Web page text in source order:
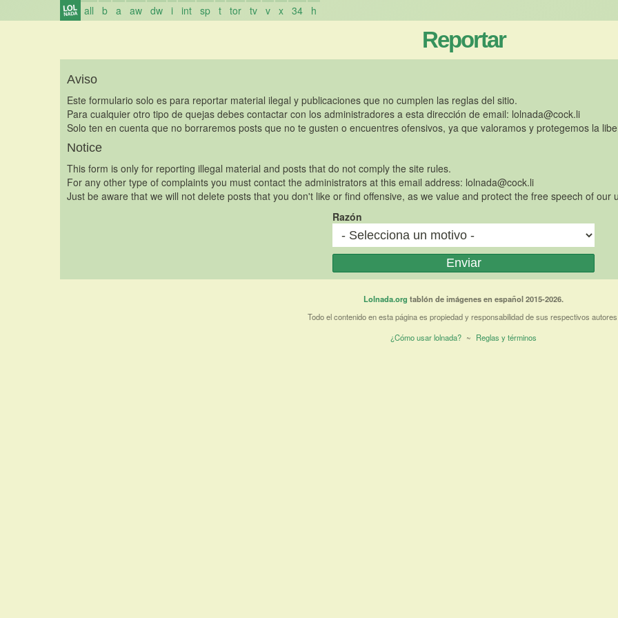
all b a aw dw i int sp t tor tv v x 34 h
Reportar
Aviso
Este formulario solo es para reportar material ilegal y publicaciones que no cumplen las reglas del sitio.
Para cualquier otro tipo de quejas debes contactar con los administradores a esta dirección de email: lolnada@cock.li
Solo ten en cuenta que no borraremos posts que no te gusten o encuentres ofensivos, ya que valoramos y protegemos la
Notice
This form is only for reporting illegal material and posts that do not comply the site rules.
For any other type of complaints you must contact the administrators at this email address: lolnada@cock.li
Just be aware that we will not delete posts that you don't like or find offensive, as we value and protect the free speech of our
Razón
Lolnada.org tablón de imágenes en español 2015-2026.
Todo el contenido en esta página es propiedad y responsabilidad de sus respectivos
¿Cómo usar lolnada? ~ Reglas y términos